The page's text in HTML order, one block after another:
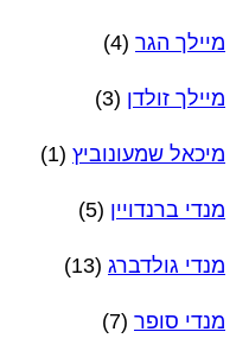
מיילך הגר (4)
מיילך זולדן (3)
מיכאל שמעונוביץ (1)
מנדי ברנדויין (5)
מנדי גולדברג (13)
מנדי סופר (7)